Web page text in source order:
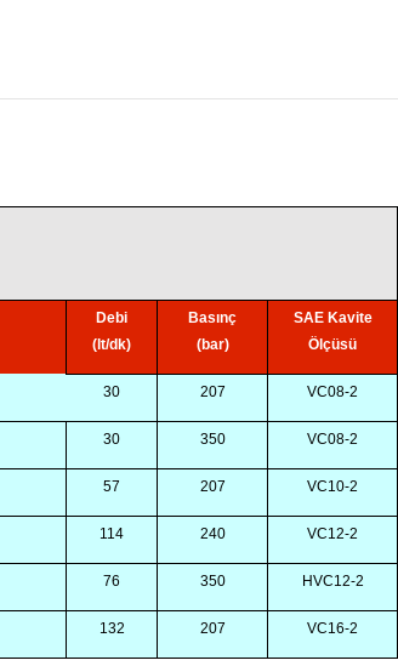
Debi
(lt/dk)
Basınç
(bar)
SAE Kavite
Ölçüsü
30 207 VC08-2
30 350 VC08-2
57 207 VC10-2
114 240 VC12-2
76 350 HVC12-2
132 207 VC16-2